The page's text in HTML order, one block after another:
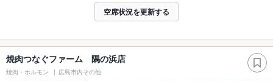
空席状況を更新する
焼肉つなぐファーム 隅の浜店
焼肉・ホルモン 広島市内その他